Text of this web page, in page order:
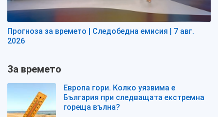
Прогноза за времето | Следобедна емисия | 7 авг.
2026
За времето
Европа гори. Колко уязвима е
България при следващата екстремна
гореща вълна?